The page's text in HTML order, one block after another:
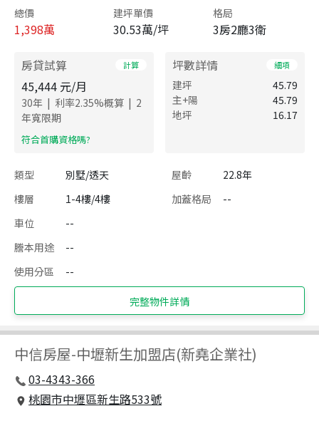
總價
1,398萬
建坪單價
30.53萬/坪
格局
3房2廳3衛
房貸試算 計算
45,444 元/月
30年 | 利率2.35%概算 | 2
年寬限期
​符合首購資格嗎?
坪數詳情 細項
建坪
45.79
主+陽
45.79
地坪
16.17
類型 別墅/透天 屋齡
22.8年
樓層
1-4樓/4樓 加蓋格局
--
車位
--
謄本用途
--
使用分區
--
完整物件詳情
中信房屋-中壢新生加盟店(新堯企業社)
03-4343-366
桃園市中壢區新生路533號